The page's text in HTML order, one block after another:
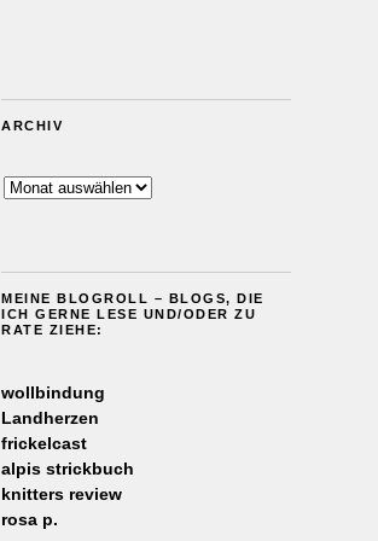
ARCHIV
Archiv
MEINE BLOGROLL – BLOGS, DIE
ICH GERNE LESE UND/ODER ZU
RATE ZIEHE:
wollbindung
Landherzen
frickelcast
alpis strickbuch
knitters review
rosa p.